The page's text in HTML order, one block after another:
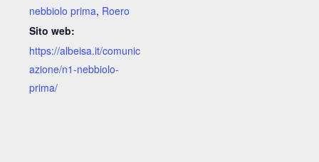
nebbiolo prima, Roero
Sito web:
https://albeisa.it/comunic
azione/n1-nebbiolo-
prima/